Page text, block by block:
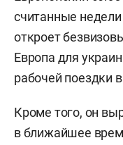
считанные недели
откроет
Европа для
рабочей поездки
Кроме того, он
в ближайшее